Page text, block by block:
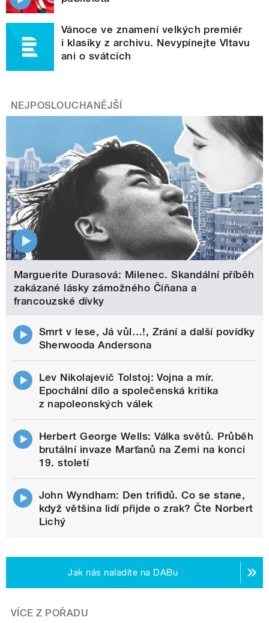
Vánoce ve znamení velkých premiér
i klasiky z archivu. Nevypínejte Vltavu
ani o svátcích
NEJPOSLOUCHANĚJŠÍ
Marguerite Durasová: Milenec. Skandální příběh
zakázané lásky zámožného Číňana a
francouzské dívky
Smrt v lese, Já vůl…!, Zrání a další povídky
Sherwooda Andersona
Lev Nikolajevič Tolstoj: Vojna a mír.
Epochální dílo a společenská kritika
z napoleonských válek
Herbert George Wells: Válka světů. Průběh
brutální invaze Marťanů na Zemi na konci
19. století
John Wyndham: Den trifidů. Co se stane,
když většina lidí přijde o zrak? Čte Norbert
Lichý
Jak nás naladíte na DABu
VÍCE Z POŘADU